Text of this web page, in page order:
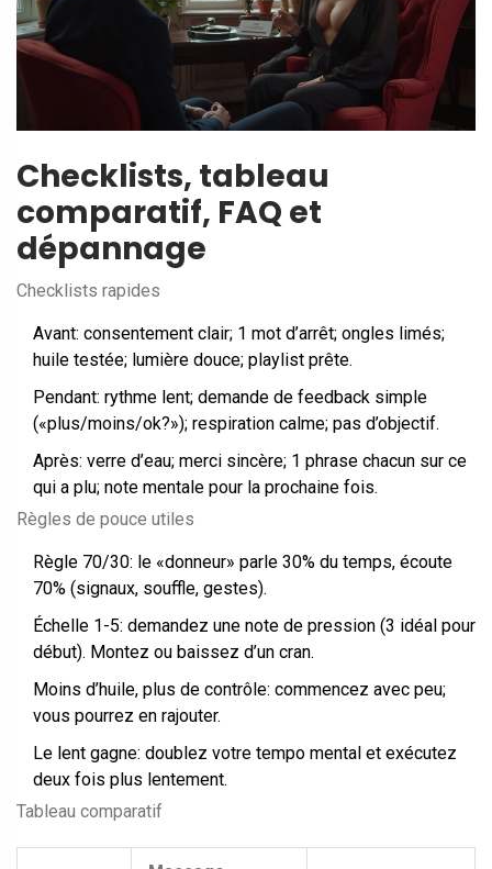
Checklists, tableau
comparatif, FAQ et
dépannage
Checklists rapides
Avant: consentement clair; 1 mot d’arrêt; ongles limés;
huile testée; lumière douce; playlist prête.
Pendant: rythme lent; demande de feedback simple
(«plus/moins/ok?»); respiration calme; pas d’objectif.
Après: verre d’eau; merci sincère; 1 phrase chacun sur ce
qui a plu; note mentale pour la prochaine fois.
Règles de pouce utiles
Règle 70/30: le «donneur» parle 30% du temps, écoute
70% (signaux, souffle, gestes).
Échelle 1-5: demandez une note de pression (3 idéal pour
début). Montez ou baissez d’un cran.
Moins d’huile, plus de contrôle: commencez avec peu;
vous pourrez en rajouter.
Le lent gagne: doublez votre tempo mental et exécutez
deux fois plus lentement.
Tableau comparatif